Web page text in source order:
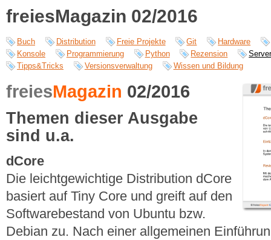
freiesMagazin 02/2016
Buch Distribution Freie Projekte Git
Hardware
Konsole
Programmierung Python Rezension
Tipps&Tricks
Versionsverwaltung Wissen und Bildung
freiesMagazin 02/2016
Themen dieser Ausgabe
sind u.a.
dCore
Die leichtgewichtige Distribution dCore
basiert auf Tiny Core und greift auf den
Softwarebestand von Ubuntu bzw.
Debian zu. Nach einer allgemeinen